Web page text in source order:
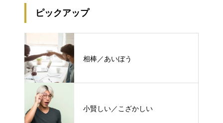
ピックアップ
相棒／あいぼう
小賢しい／こざかしい